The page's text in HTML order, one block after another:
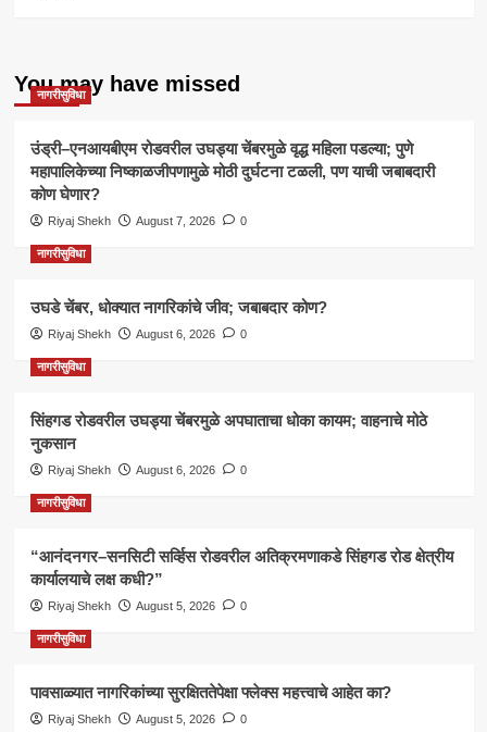
You may have missed
नागरीसुविधा
उंड्री–एनआयबीएम रोडवरील उघड्या चेंबरमुळे वृद्ध महिला पडल्या; पुणे
महापालिकेच्या निष्काळजीपणामुळे मोठी दुर्घटना टळली, पण याची जबाबदारी
कोण घेणार?
Riyaj Shekh August 7, 2026 0
नागरीसुविधा
उघडे चेंबर, धोक्यात नागरिकांचे जीव; जबाबदार कोण?
Riyaj Shekh August 6, 2026 0
नागरीसुविधा
सिंहगड रोडवरील उघड्या चेंबरमुळे अपघाताचा धोका कायम; वाहनाचे मोठे
नुकसान
Riyaj Shekh August 6, 2026 0
नागरीसुविधा
“आनंदनगर–सनसिटी सर्व्हिस रोडवरील अतिक्रमणाकडे सिंहगड रोड क्षेत्रीय
कार्यालयाचे लक्ष कधी?”
Riyaj Shekh August 5, 2026 0
नागरीसुविधा
पावसाळ्यात नागरिकांच्या सुरक्षिततेपेक्षा फ्लेक्स महत्त्वाचे आहेत का?
Riyaj Shekh August 5, 2026 0